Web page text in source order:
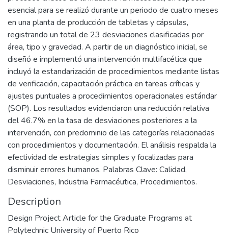
esencial para se realizó durante un periodo de cuatro meses
en una planta de producción de tabletas y cápsulas,
registrando un total de 23 desviaciones clasificadas por
área, tipo y gravedad. A partir de un diagnóstico inicial, se
diseñó e implementó una intervención multifacética que
incluyó la estandarización de procedimientos mediante listas
de verificación, capacitación práctica en tareas críticas y
ajustes puntuales a procedimientos operacionales estándar
(SOP). Los resultados evidenciaron una reducción relativa
del 46.7% en la tasa de desviaciones posteriores a la
intervención, con predominio de las categorías relacionadas
con procedimientos y documentación. El análisis respalda la
efectividad de estrategias simples y focalizadas para
disminuir errores humanos. Palabras Clave: Calidad,
Desviaciones, Industria Farmacéutica, Procedimientos.
Description
Design Project Article for the Graduate Programs at
Polytechnic University of Puerto Rico